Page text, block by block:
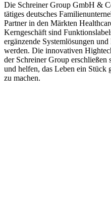
Die Schreiner Group GmbH &
tätiges deutsches
Partner in den Märkten
Kerngeschäft sind
ergänzende Systemlösungen
werden. Die innovativen
der Schreiner Group erschließen
und helfen, das Leben ein Stück
zu machen.